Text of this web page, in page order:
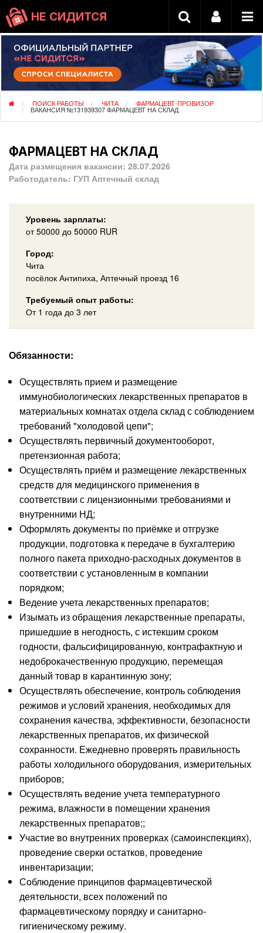
НЕ СИДИТСЯ
ПОИСК РАБОТЫ ЧИТА ФАРМАЦЕВТ-ПРОВИЗОР
ВАКАНСИЯ №131939307 ФАРМАЦЕВТ НА СКЛАД
ФАРМАЦЕВТ НА СКЛАД
Дата размещения вакансии: 28.07.2026
Работодатель: ГУП Аптечный склад
Уровень зарплаты:
от50000 до 50000 RUR
Город:
Чита
посёлок Антипиха, Аптечный проезд 16
Требуемый опыт работы:
От 1 года до 3 лет
Обязанности:
Осуществлять прием и размещение
иммунобиологических лекарственных препаратов в
материальных комнатах отдела склад с соблюдением
требований "холодовой цепи";
Осуществлять первичный документооборот,
претензионная работа;
Осуществлять приём и размещение лекарственных
средств для медицинского применения в
соответствии с лицензионными требованиями и
внутренними НД;
Оформлять документы по приёмке и отгрузке
продукции, подготовка к передаче в бухгалтерию
полного пакета приходно-расходных документов в
соответствии с установленным в компании
порядком;
Ведение учета лекарственных препаратов;
Изымать из обращения лекарственные препараты,
пришедшие в негодность, с истекшим сроком
годности, фальсифицированную, контрафактную и
недоброкачественную продукцию, перемещая
данный товар в карантинную зону;
Осуществлять обеспечение, контроль соблюдения
режимов и условий хранения, необходимых для
сохранения качества, эффективности, безопасности
лекарственных препаратов, их физической
сохранности. Ежедневно проверять правильность
работы холодильного оборудования, измерительных
приборов;
Осуществлять ведение учета температурного
режима, влажности в помещении хранения
лекарственных препаратов;;
Участие во внутренних проверках (самоинспекциях),
проведение сверки остатков, проведение
инвентаризации;
Соблюдение принципов фармацевтической
деятельности, всех положений по
фармацевтическому порядку и санитарно-
гигиеническому режиму.